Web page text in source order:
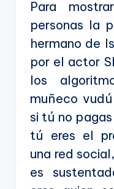
Para
personas la
hermano de
por el actor
los
muñeco
si tú no
tú eres el
una red
es